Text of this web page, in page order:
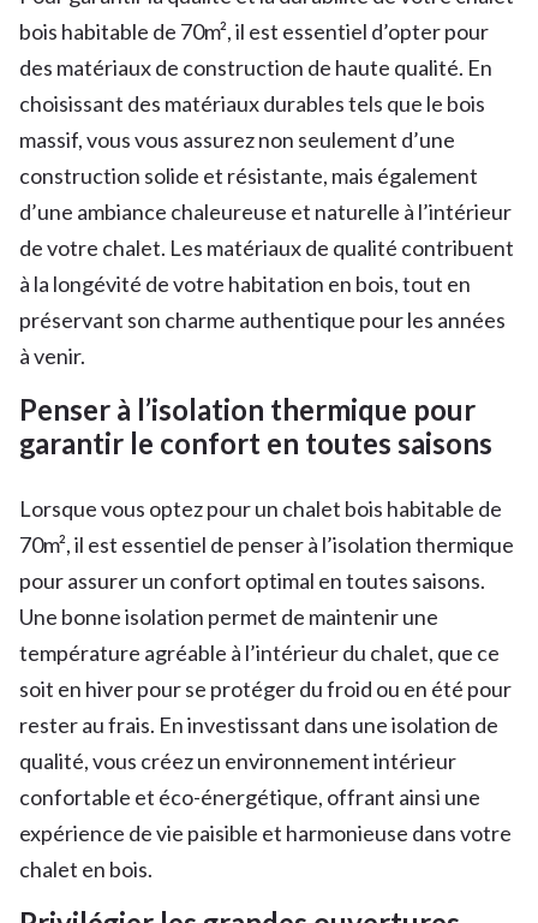
bois habitable de 70m², il est essentiel d’opter pour
des matériaux de construction de haute qualité. En
choisissant des matériaux durables tels que le bois
massif, vous vous assurez non seulement d’une
construction solide et résistante, mais également
d’une ambiance chaleureuse et naturelle à l’intérieur
de votre chalet. Les matériaux de qualité contribuent
à la longévité de votre habitation en bois, tout en
préservant son charme authentique pour les années
à venir.
Penser à l’isolation thermique pour
garantir le confort en toutes saisons
Lorsque vous optez pour un chalet bois habitable de
70m², il est essentiel de penser à l’isolation thermique
pour assurer un confort optimal en toutes saisons.
Une bonne isolation permet de maintenir une
température agréable à l’intérieur du chalet, que ce
soit en hiver pour se protéger du froid ou en été pour
rester au frais. En investissant dans une isolation de
qualité, vous créez un environnement intérieur
confortable et éco-énergétique, offrant ainsi une
expérience de vie paisible et harmonieuse dans votre
chalet en bois.